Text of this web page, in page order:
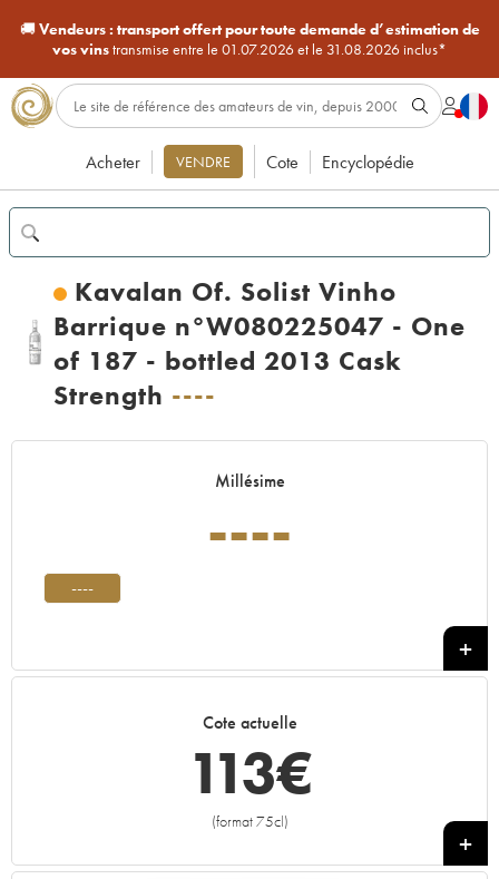
🚚Vendeurs : transport offert pour toute demande d’estimation de
vos vinstransmise entre le 01.07.2026 et le 31.08.2026 inclus*
Acheter VENDRE Cote Encyclopédie
Kavalan Of. Solist Vinho
Barrique n°W080225047 - One
of 187 - bottled 2013 Cask
Strength ----
Millésime
----
----
Cote actuelle
113€
(format 75cl)
+